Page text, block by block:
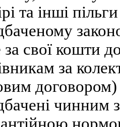
та інші
свої кошти
за
договором)
чинним